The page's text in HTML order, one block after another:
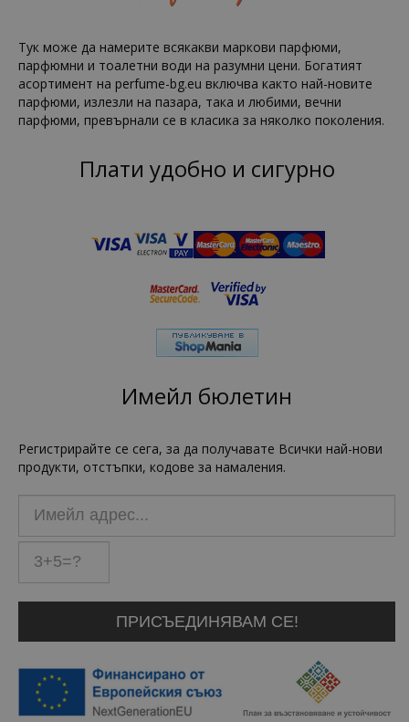
Тук може да намерите всякакви маркови парфюми,
парфюмни и тоалетни води на разумни цени. Богатият
асортимент на perfume-bg.eu включва както най-новите
парфюми, излезли на пазара, така и любими, вечни
парфюми, превърнали се в класика за няколко поколения.
Плати удобно и сигурно
Имейл бюлетин
Регистрирайте се сега, за да получавате Всички най-нови
продукти, отстъпки, кодове за намаления.